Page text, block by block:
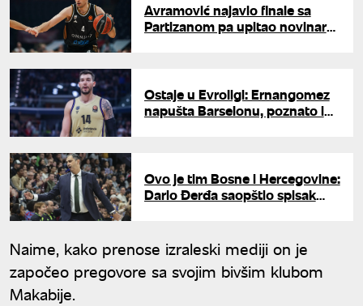
Avramović najavio finale sa
Partizanom pa upitao novinare:
Ostaje u Evroligi: Ernangomez
napušta Barselonu, poznato i
Ovo je tim Bosne i Hercegovine:
Dario Đerđa saopštio spisak
Naime, kako prenose izraleski mediji on je
započeo pregovore sa svojim bivšim klubom
Makabije.